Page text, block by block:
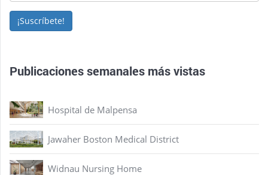
¡Suscríbete!
Publicaciones semanales más vistas
Hospital de Malpensa
Jawaher Boston Medical District
Widnau Nursing Home